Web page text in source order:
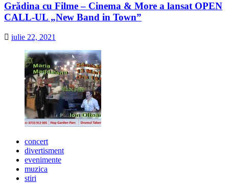
Grădina cu Filme – Cinema & More a lansat OPEN
CALL-UL „New Band in Town”
iulie 22, 2021
concert
divertisment
evenimente
muzica
stiri